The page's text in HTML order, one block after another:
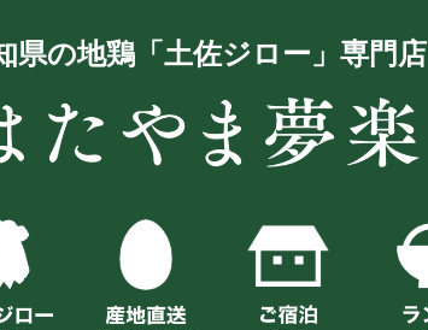
県の地鶏「土佐ジロー」専門店